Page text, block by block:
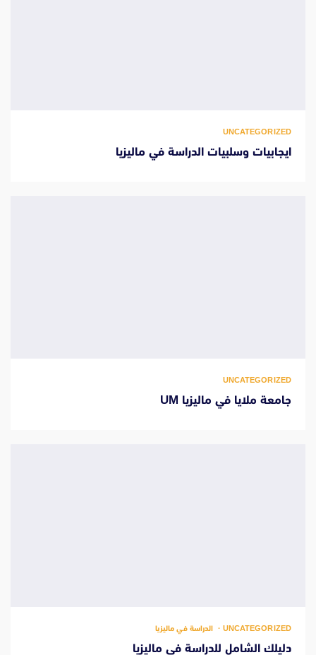
UNCATEGORIZED
ايجابيات وسلبيات الدراسة في ماليزيا
UNCATEGORIZED
جامعة ملايا في ماليزيا UM
UNCATEGORIZED الدراسة في ماليزيا
دليلك الشامل للدراسة في ماليزيا